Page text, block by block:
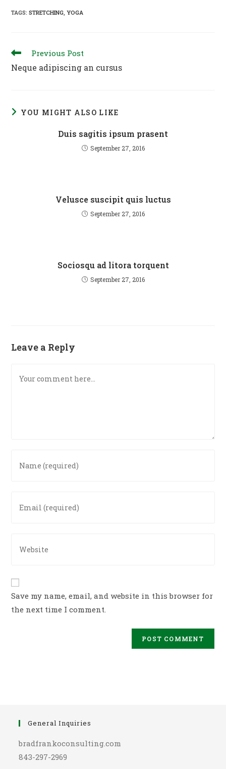
TAGS:STRETCHING, YOGA
Read
articles
Previous Post
Neque adipiscing an cursus
YOU MIGHT ALSO LIKE
Duis sagitis ipsum prasent
September 27, 2016
Velusce suscipit quis luctus
September 27, 2016
Sociosqu ad litora torquent
September 27, 2016
Leave a Reply
your
username
your
your
URL
(optional)
Save my name, email, and website in this browser for
the next time I comment.
General Inquiries
bradfrankoconsulting.com
843-297-2969